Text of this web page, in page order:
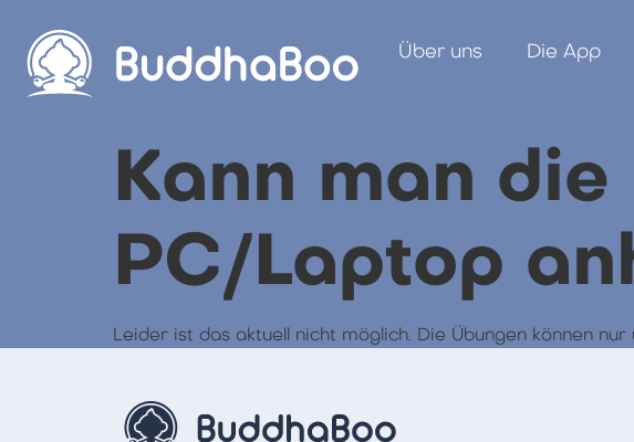
Über uns Die App
Kann man
PC/Laptop
Leider ist das aktuell nicht möglich. Die Übungen können